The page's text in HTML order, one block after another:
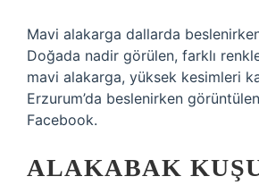
Mavi alakarga dallarda
Doğada nadir görülen, farklı
mavi alakarga, yüksek kesimleri
Erzurum’da beslenirken
Facebook.
ALAKABAK